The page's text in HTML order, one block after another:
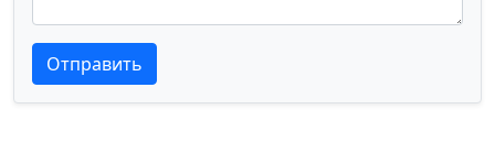
Текст отзыва
Текст отзыва
Отправить